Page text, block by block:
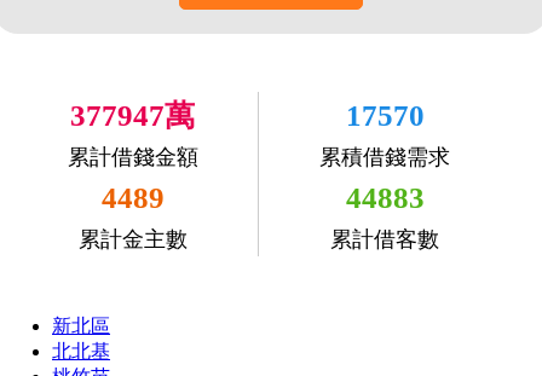
377947萬
累計借錢金額
17570
累積借錢需求
4489
累計金主數
44883
累計借客數